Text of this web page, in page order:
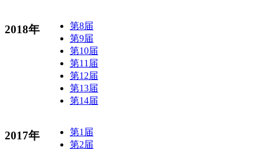
2018年
第8届
第9届
第10届
第11届
第12届
第13届
第14届
2017年
第1届
第2届